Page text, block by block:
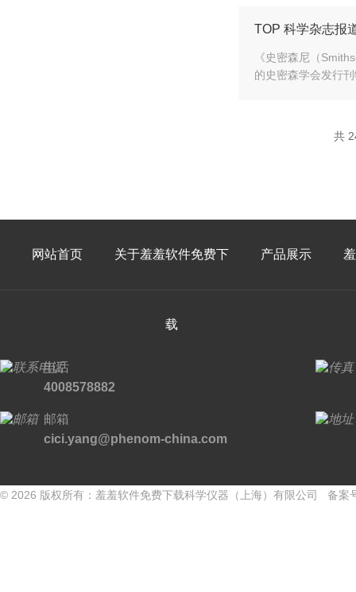
TOP 科学杂志报
《史密森尼（
的史密森学会发行刊
共
网站首页 关于羞羞软件免费下
载
产品展示
电话
4008578882
邮箱
cici.yang@phenom-china.com
© 2026 版权所有：羞羞软件免费下载科学仪器（上海）有限公司 备案号